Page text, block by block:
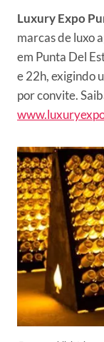
Luxury Expo
marcas de luxo
em Punta Del
e 22h, exigindo
por convite.